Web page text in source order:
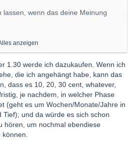
lassen, wenn das deine Meinung
5000 im Gold. Bei Rückgängen
anzeigen
1.30 werde ich dazukaufen. Wenn ich
die ich angehängt habe, kann das
dass es 10, 20, 30 cent, whatever,
je nachdem, in welcher Phase
(geht es um Wochen/Monate/Jahre in
und da würde es sich schon
hören, um nochmal ebendiese